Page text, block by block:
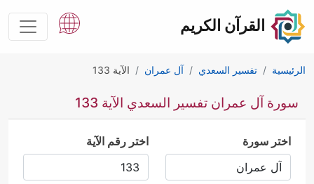
القرآن الكريم
الرئيسية تفسير السعدي آل عمران الآية 133
سورة آل عمران تفسير السعدي الآية 133
اختر سورة اختر رقم الآية